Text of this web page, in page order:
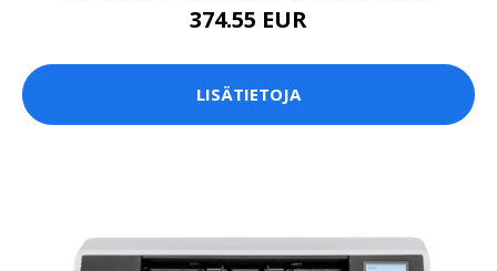
374.55 EUR
LISÄTIETOJA